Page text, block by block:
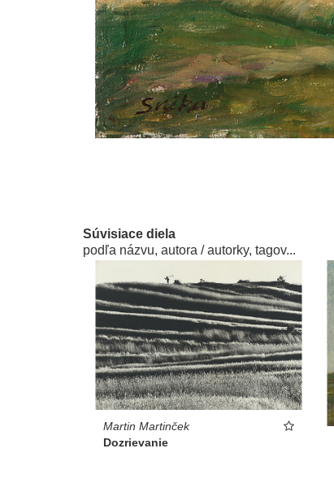
Súvisiace diela
podľa názvu, autora / autorky, tagov...
Martin Martinček
Dozrievanie